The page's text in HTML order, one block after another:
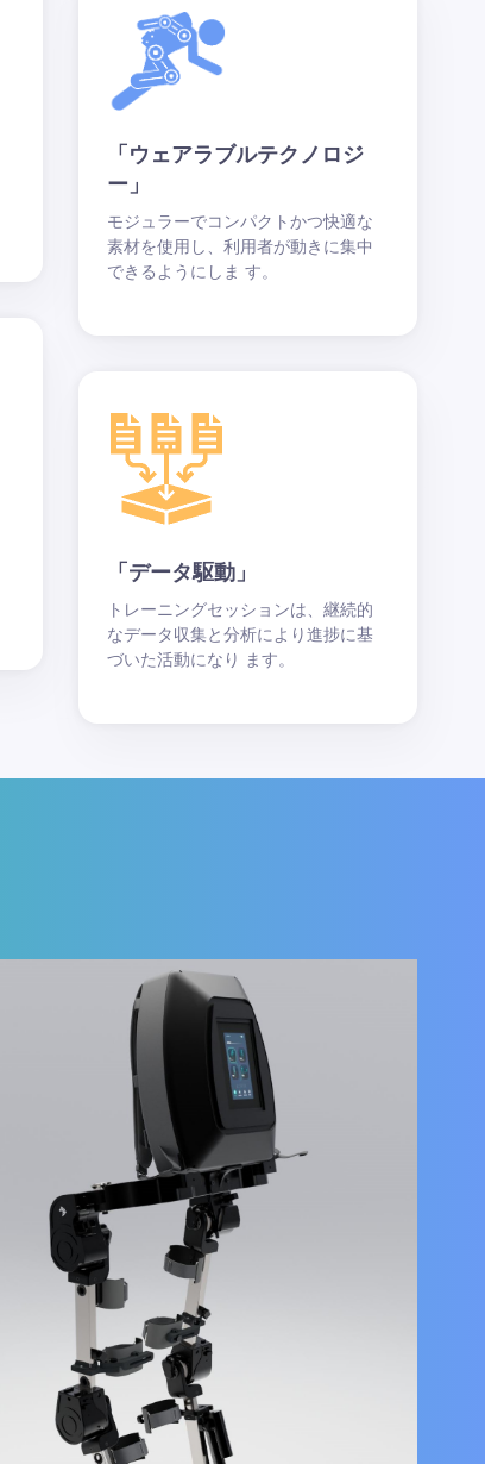
「ウェアラブルテクノロジ
ー」
モジュラーでコンパクトかつ快適な
素材を使用し、利用者が動きに集中
できるようにしま す。
「データ駆動」
トレーニングセッションは、継続的
なデータ収集と分析により進捗に基
づいた活動になり ます。